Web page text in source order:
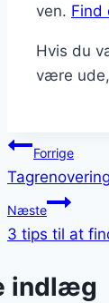
ven. Find
Hvis du
være
Forrige
Næste
3 tips til at
indlæg